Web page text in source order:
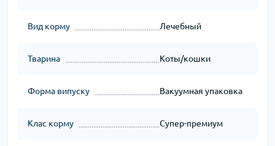
Вид корму Лечебный
Тварина Коты/кошки
Форма випуску Вакуумная упаковка
Клас корму Супер-премиум